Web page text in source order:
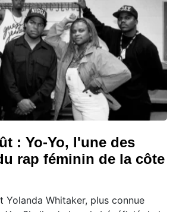
: Yo-Yo, l'une des
rap féminin de la côte
Yolanda Whitaker, plus connue